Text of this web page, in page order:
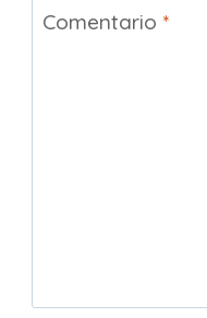
Comentario *